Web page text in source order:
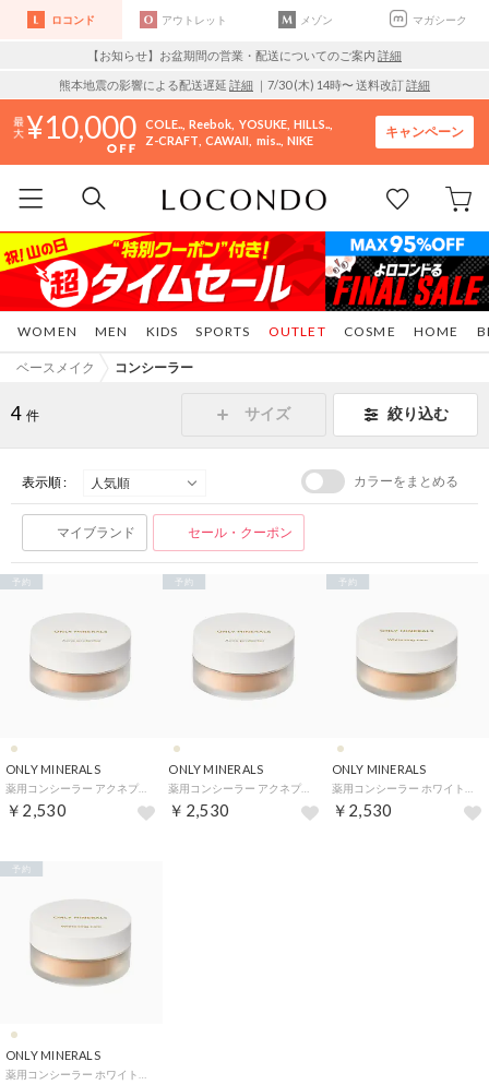
ロコンド アウトレット メゾン マガシーク
【お知らせ】お盆期間の営業・配送についてのご案内 詳細
熊本地震の影響による配送遅延 詳細 ｜7/30 (木) 14時〜 送料改訂詳細
10,000 COLE.. Reebok YOSUKE HILLS..
Z-CRAFT CAWAII mis.. NIKE
キャンペーン
WOMEN MEN KIDS SPORTS COSME HOME
OUTLET
ベースメイク コンシーラー
4 件 サイズ 絞り込む
表示順 : カラーをまとめる
マイブランド セール・クーポン
ONLY MINERALS
￥2,530
予約
ONLY MINERALS
￥2,530
予約
ONLY MINERALS
￥2,530
予約
ONLY MINERALS
予約